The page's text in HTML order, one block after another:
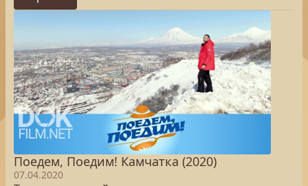
Поедем, Поедим! Камчатка (2020)
07.04.2020